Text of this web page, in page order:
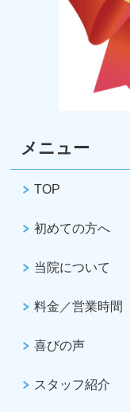
メニュー
TOP
初めての方へ
当院について
料金／営業時間
喜びの声
スタッフ紹介